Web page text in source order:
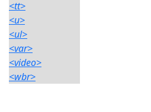
<tt>
<u>
<ul>
<var>
<video>
<wbr>